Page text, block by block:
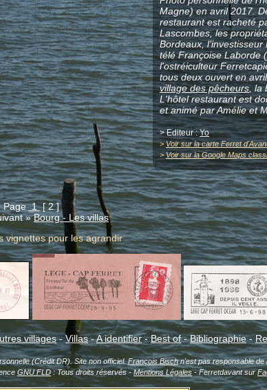
Magne) en avril 2017.
restaurant est racheté
Lascombes, les
Bordeaux,
télé Françoise Laborde
l'ostréiculteur
tous deux ouvert en
village des pêcheurs, la
L'hôtel restaurant est
et animé par Amélie et
> Editeur :Yo
>Voir sur la carte Ferret
>Voir sur la Google Maps
Page1[ 2 ]
»Bourg - Les villas
vignettes pour les agrandir
villages-Villas-A identifier-Best of-Bibliographie-
(Crédit DR). Site non officiel.François Bischn'est pas responsable de
GNU FLD: Tous droits réservés -Mentions Légales- Ferretdavant sur